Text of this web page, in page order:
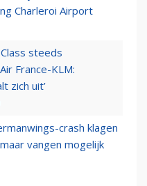
Charleroi Airport
steeds
France-KLM:
zich uit’
crash klagen
vangen mogelijk